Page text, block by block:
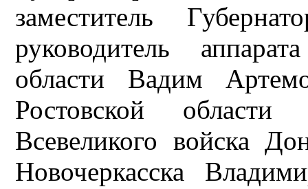
заместитель
руководитель
области Вадим
Ростовской
Всевеликого войска
Новочеркасска